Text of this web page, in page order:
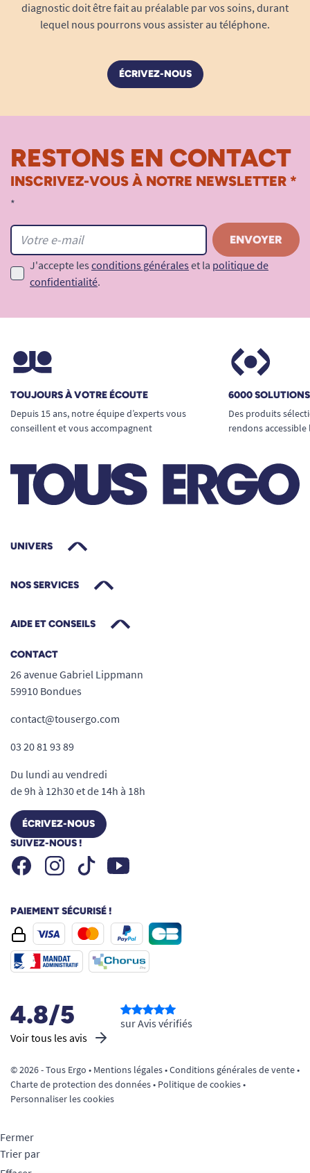
diagnostic doit être fait au préalable par vos soins, durant
lequel nous pourrons vous assister au téléphone.
ÉCRIVEZ-NOUS
RESTONS EN CONTACT
INSCRIVEZ-VOUS À NOTRE NEWSLETTER *
*
J'accepte les conditions générales et la politique de
confidentialité.
TOUJOURS À VOTRE ÉCOUTE
Depuis 15 ans, notre équipe d’experts vous
conseillent et vous accompagnent
6000
Des produits
rendons
UNIVERS
NOS SERVICES
AIDE ET CONSEILS
CONTACT
26 avenue Gabriel Lippmann
59910 Bondues
contact@tousergo.com
03 20 81 93 89
Du lundi au vendredi
de 9h à 12h30 et de 14h à 18h
ÉCRIVEZ-NOUS
SUIVEZ-NOUS !
FacebookInstagramTiktok Youtube
PAIEMENT SÉCURISÉ !
4.8/5
Voir tous les avis
sur Avis vérifiés
© 2026 - Tous Ergo • Mentions légales•Conditions générales de vente•
Charte de protection des données• Politique de cookies•
Personnaliser les cookies
Fermer
Trier par